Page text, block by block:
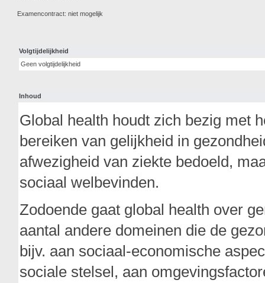
Examencontract: niet mogelijk
Volgtijdelijkheid
Geen volgtijdelijkheid
Inhoud
Global health houdt zich bezig met
bereiken van gelijkheid in
afwezigheid van ziekte bedoeld,
sociaal welbevinden.
Zodoende gaat global health over
aantal andere domeinen die de
bijv. aan sociaal-economische
sociale stelsel, aan